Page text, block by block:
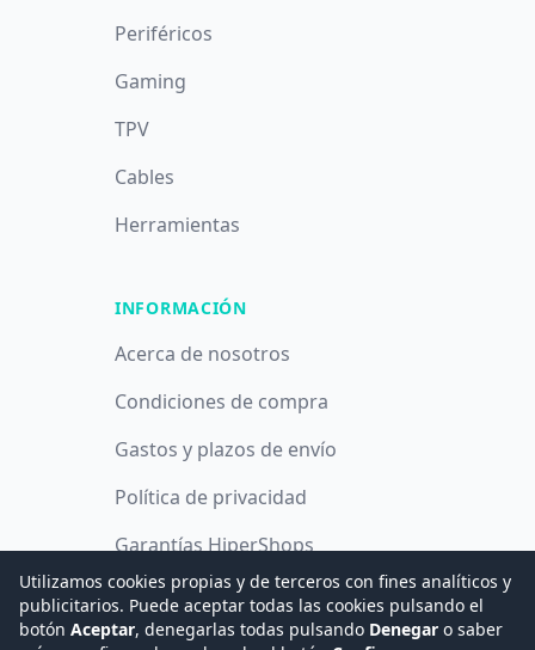
Periféricos
Gaming
TPV
Cables
Herramientas
INFORMACIÓN
Acerca de nosotros
Condiciones de compra
Gastos y plazos de envío
Política de privacidad
Garantías HiperShops
Política de cookies
Utilizamos cookies propias y de terceros con fines analíticos y
publicitarios. Puede aceptar todas las cookies pulsando el
botón Aceptar, denegarlas todas pulsando Denegar o saber